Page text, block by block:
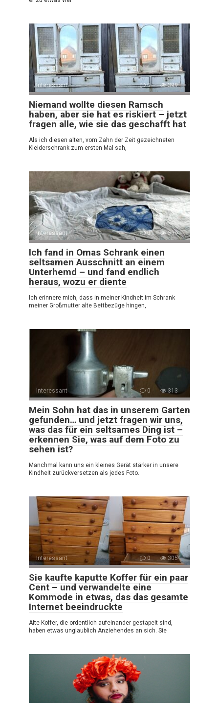
Interessant 0 399
Niemand wollte diesen Ramsch
haben, aber sie hat es riskiert – jetzt
fragen alle, wie sie das geschafft hat
Als ich diesen alten, vom Zahn der Zeit gezeichneten
Kleiderschrank zum ersten Mal sah,
Interessant 0 359
Ich fand in Omas Schrank einen
seltsamen Ausschnitt an einem
Unterhemd – und fand endlich
heraus, wozu er diente
Ich erinnere mich, dass in meiner Kindheit im Schrank
meiner Großmutter alte Bettbezüge hingen,
Interessant 0 313
Mein Sohn hat das in unserem Garten
gefunden… und jetzt fragen wir uns,
was das für ein seltsames Ding ist –
erkennen Sie, was auf dem Foto zu
sehen ist?
Manchmal kann uns ein kleines Gerät stärker in unsere
Kindheit zurückversetzen als jedes Foto.
Interessant 0 305
Sie kaufte kaputte Koffer für ein paar
Cent – und verwandelte eine
Kommode in etwas, das das gesamte
Internet beeindruckte
Alte Koffer, die ordentlich aufeinander gestapelt sind,
haben etwas unglaublich Anziehendes an sich. Sie